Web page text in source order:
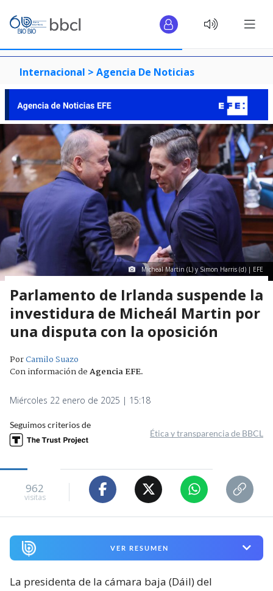
Internacional > Agencia De Noticias
Micheal Martin (L) y Simon Harris (d) | EFE
Parlamento de Irlanda suspende la
investidura de Micheál Martin por
una disputa con la oposición
PorCamilo Suazo
Con información deAgencia EFE.
Miércoles 22 enero de 2025 | 15:18
Seguimos criterios de
Ética y transparencia de BBCL
962
visitas
VER RESUMEN
La presidenta de la cámara baja (Dáil) del